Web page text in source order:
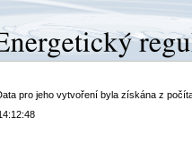
pro jeho vytvoření byla získána z